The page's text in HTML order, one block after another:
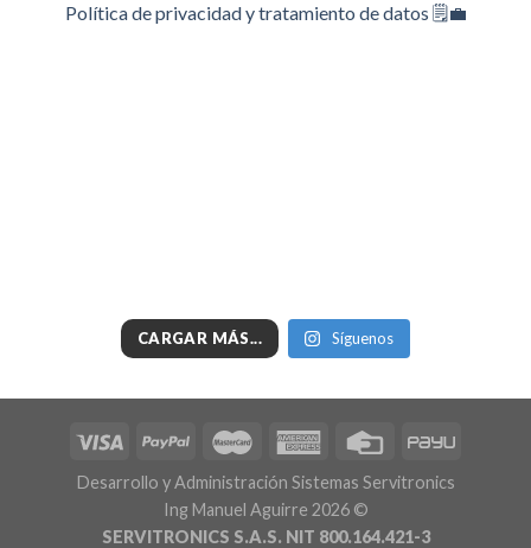
Política de privacidad y tratamiento de datos 🗒️💼
CARGAR MÁS... Síguenos
Desarrollo y Administración Sistemas Servitronics
Ing Manuel Aguirre 2026 ©
SERVITRONICS S.A.S. NIT 800.164.421-3